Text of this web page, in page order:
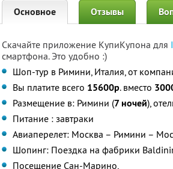
Основное Отзывы
Скачайте приложение КупиКупона для
смартфона. Это удобно :)
Шоп-тур в Римини, Италия, от
Вы платите всего 15600р. вместо
Размещение в: Римини (7 ночей),
Питание : завтраки
Авиаперелет: Москва – Римини –
Шопинг: Поездка на фабрики
Посещение Сан-Марино,